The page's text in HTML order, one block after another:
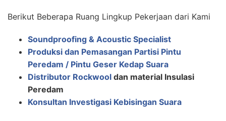
Berikut Beberapa Ruang Lingkup Pekerjaan dari Kami
Soundproofing & Acoustic Specialist
Produksi dan Pemasangan Partisi Pintu
Peredam / Pintu Geser Kedap Suara
Distributor Rockwool dan material Insulasi
Peredam
Konsultan Investigasi Kebisingan Suara